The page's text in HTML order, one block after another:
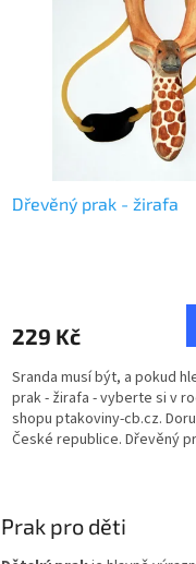
Dřevěný prak - žirafa
je
z
5
hvězdiček.
229 Kč
Sranda musí být, a pokud
prak - žirafa - vyberte si v
shopu ptakoviny-cb.cz.
České republice. Dřevěný
Prak pro děti